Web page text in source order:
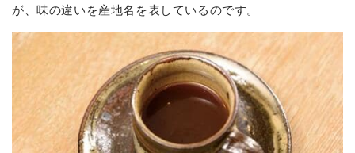
が、味の違いを産地名を表しているのです。